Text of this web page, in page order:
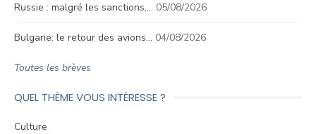
Russie : malgré les sanctions,… 05/08/2026
Bulgarie: le retour des avions… 04/08/2026
Toutes les brèves
QUEL THÈME VOUS INTÉRESSE ?
Culture